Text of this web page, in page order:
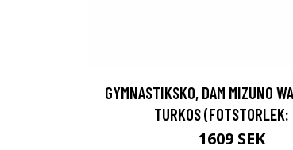
GYMNASTIKSKO, DAM MIZUNO
TURKOS
1609 SEK